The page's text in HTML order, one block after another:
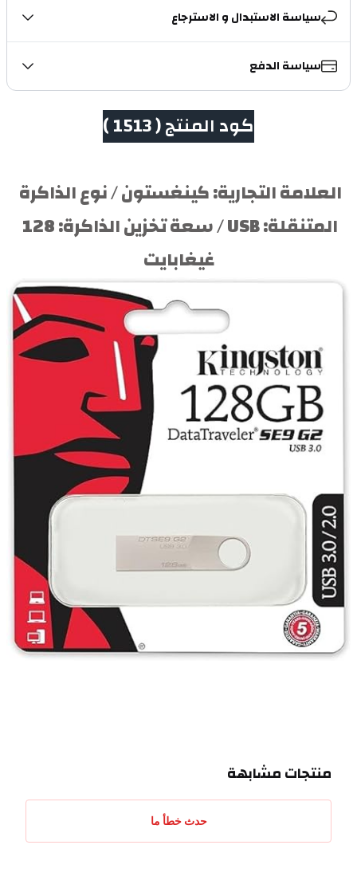
سياسة الاستبدال و الاسترجاع
سياسة الدفع
كود المنتج ( 1513 )
غيغابايت
منتجات مشابهة
حدث خطأ ما